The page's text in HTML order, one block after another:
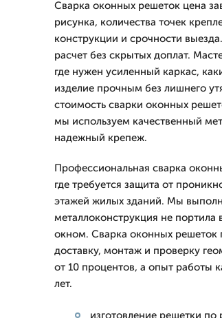
Сварка оконных решеток цена
рисунка, количества точек
конструкции и срочности
расчет без скрытых доплат.
где нужен усиленный каркас,
изделие прочным без лишнего
стоимость сварки оконных
мы используем качественный
надежный крепеж.
Профессиональная сварка
где требуется защита от
этажей жилых зданий. Мы
металлоконструкция не
окном. Сварка оконных решеток
доставку, монтаж и проверку
от 10 процентов, а опыт работы
лет.
изготовление решетки